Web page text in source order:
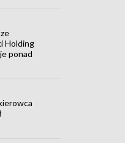
Holding
ponad